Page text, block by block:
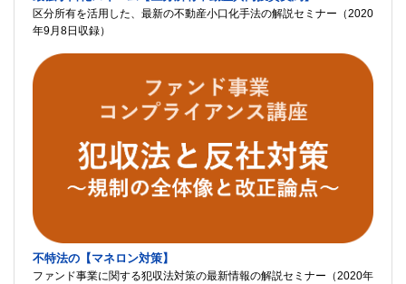
区分所有を活用した、最新の不動産小口化手法の解説セミナー（2020
年9月8日収録）
不特法の【マネロン対策】
ファンド事業に関する犯収法対策の最新情報の解説セミナー（2020年